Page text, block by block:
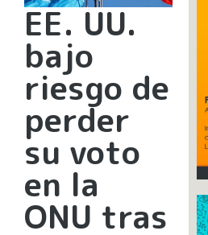
EE. UU.
bajo
riesgo de
perder
su voto
en la
ONU tras